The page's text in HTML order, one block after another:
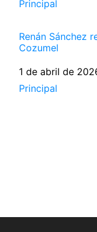
Respecto a
Principal
Renán Sánchez
Cozumel
Fecha
1 de abril de
Respecto a
Principal